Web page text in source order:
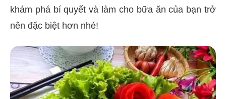
khám phá bí quyết và làm cho bữa ăn của bạn trở
nên đặc biệt hơn nhé!